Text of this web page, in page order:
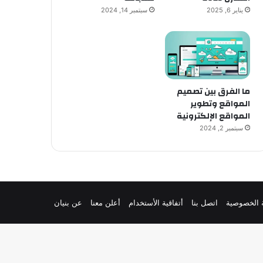
يناير 6, 2025 سبتمبر 14, 2024
ما الفرق بين تصميم
المواقع وتطوير
المواقع الإلكترونية
سبتمبر 2, 2024
الخصوصية اتصل بنا أتفاقية الأستخدام أعلن معنا عن بنيان